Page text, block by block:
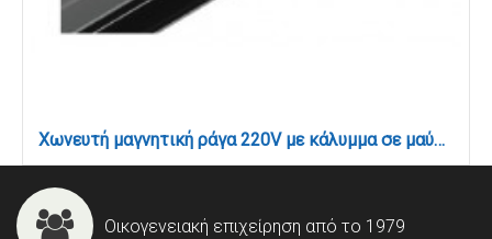
Χωνευτή μαγνητική ράγα 220V με κάλυμμα σε μαύρη απόχρωση D:2m (TRM20022)
Οικογενειακή επιχείρηση από το 1979